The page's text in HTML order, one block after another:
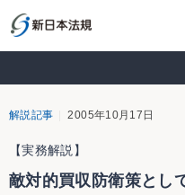
解説記事 2005年10月17日
【実務解説】
敵対的買収防衛策とし